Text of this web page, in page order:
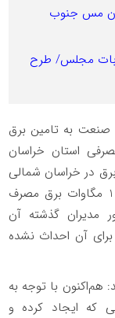
مس جنوب
مجلس/ طرح
صنعت به تامین برق
استان خراسان
یعنی اگر 500 مگاوات برق در خراسان شمالی
مصرف می‌شود فقط این صنعت به تنهایی 100 مگاوات برق مصرف
مدیران گذشته آن
برای آن احداث نشده
هم‌اکنون با توجه به
که ایجاد کرده و